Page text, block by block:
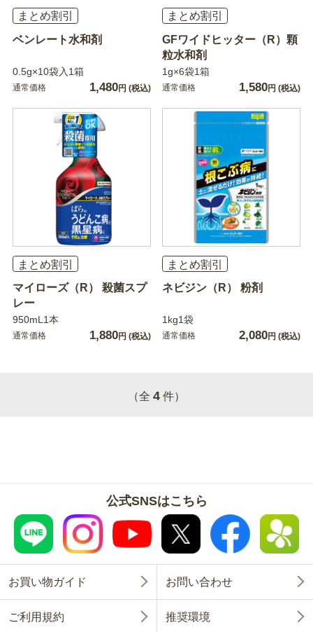
まとめ割引
ベンレート水和剤
0.5g×10袋入1箱
通常価格 1,480円 (税込)
まとめ割引
GFワイドヒッター（R）顆
粒水和剤
1g×6袋1箱
通常価格 1,580円 (税込)
まとめ割引
マイローズ（R） 殺菌スプ
レー
950mL1本
通常価格 1,880円 (税込)
まとめ割引
ネビジン（R） 粉剤
1kg1袋
通常価格 2,080円 (税込)
（全 4 件）
公式SNSはこちら
お買い物ガイド お問い合わせ
ご利用規約 推奨環境